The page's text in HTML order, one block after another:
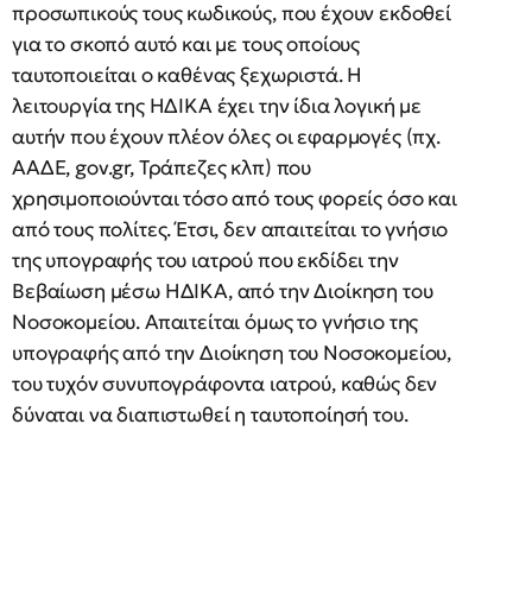
προσωπικούς τους κωδικούς, που έχουν εκδοθεί
για το σκοπό αυτό και με τους οποίους
ταυτοποιείται ο καθένας ξεχωριστά. Η
λειτουργία της ΗΔΙΚΑ έχει την ίδια λογική με
αυτήν που έχουν πλέον όλες οι εφαρμογές (πχ.
ΑΑΔΕ, gov.gr, Τράπεζες κλπ) που
χρησιμοποιούνται τόσο από τους φορείς όσο και
από τους πολίτες. Έτσι, δεν απαιτείται το γνήσιο
της υπογραφής του ιατρού που εκδίδει την
Βεβαίωση μέσω ΗΔΙΚΑ, από την Διοίκηση του
Νοσοκομείου. Απαιτείται όμως το γνήσιο της
υπογραφής από την Διοίκηση του Νοσοκομείου,
του τυχόν συνυπογράφοντα ιατρού, καθώς δεν
δύναται να διαπιστωθεί η ταυτοποίησή του.